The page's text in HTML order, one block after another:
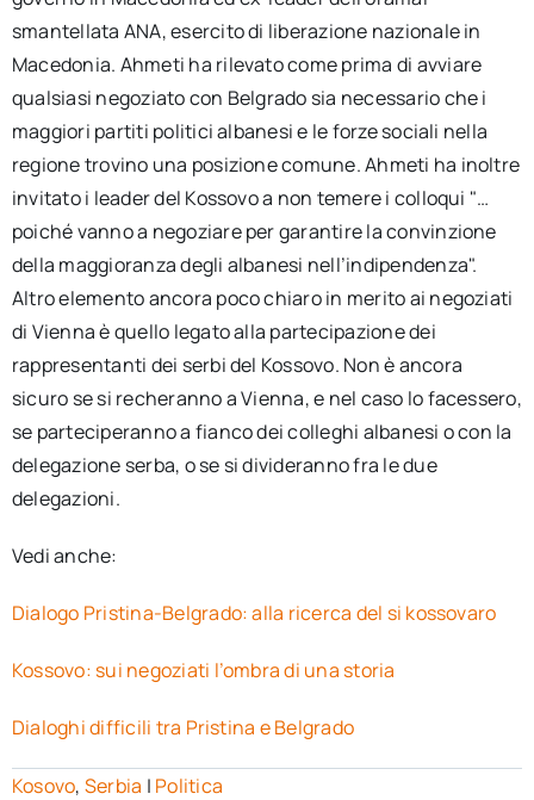
smantellata ANA, esercito di liberazione nazionale in
Macedonia. Ahmeti ha rilevato come prima di avviare
qualsiasi negoziato con Belgrado sia necessario che i
maggiori partiti politici albanesi e le forze sociali nella
regione trovino una posizione comune. Ahmeti ha inoltre
invitato i leader del Kossovo a non temere i colloqui "…
poiché vanno a negoziare per garantire la convinzione
della maggioranza degli albanesi nell’indipendenza".
Altro elemento ancora poco chiaro in merito ai negoziati
di Vienna è quello legato alla partecipazione dei
rappresentanti dei serbi del Kossovo. Non è ancora
sicuro se si recheranno a Vienna, e nel caso lo facessero,
se parteciperanno a fianco dei colleghi albanesi o con la
delegazione serba, o se si divideranno fra le due
delegazioni.
Vedi anche:
Dialogo Pristina-Belgrado: alla ricerca del si kossovaro
Kossovo: sui negoziati l’ombra di una storia
Dialoghi difficili tra Pristina e Belgrado
Kosovo, Serbia | Politica